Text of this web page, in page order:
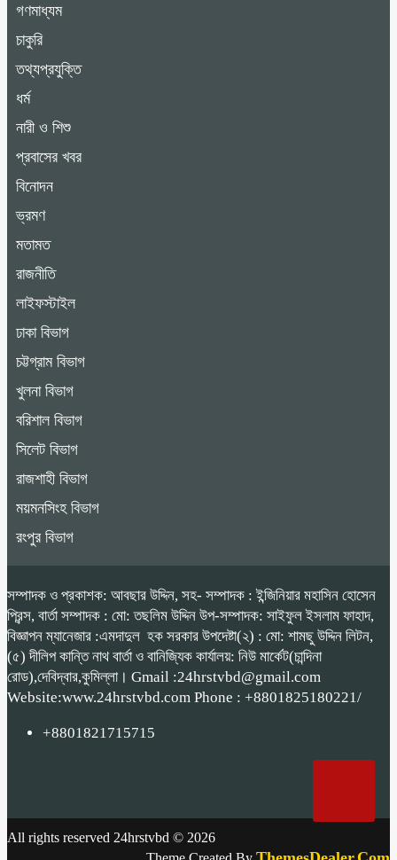
গণমাধ্যম
চাকুরি
তথ্যপ্রযুক্তি
ধর্ম
নারী ও শিশু
প্রবাসের খবর
বিনোদন
ভ্রমণ
মতামত
রাজনীতি
লাইফস্টাইল
ঢাকা বিভাগ
চট্টগ্রাম বিভাগ
খুলনা বিভাগ
বরিশাল বিভাগ
সিলেট বিভাগ
রাজশাহী বিভাগ
ময়মনসিংহ বিভাগ
রংপুর বিভাগ
সম্পাদক ও প্রকাশক: আবছার উদ্দিন, সহ- সম্পাদক : ইন্জিনিয়ার মহাসিন হোসেন
প্রিন্স, বার্তা সম্পাদক : মো: তছলিম উদ্দিন উপ-সম্পাদক: সাইফুল ইসলাম ফাহাদ,
বিজ্ঞাপন ম্যানেজার :এমদাদুল হক সরকার উপদেষ্টা(২) : মো: শামছু উদ্দিন লিটন,
(৫) দীলিপ কান্তি নাথ বার্তা ও বানিজ্যিক কার্যালয়: নিউ মার্কেট(চান্দিনা
রোড),দেবিদ্বার,কুমিল্লা। Gmail :24hrstvbd@gmail.com
Website:www.24hrstvbd.com Phone : +8801825180221/
+8801821715715
All rights reserved 24hrstvbd © 2026